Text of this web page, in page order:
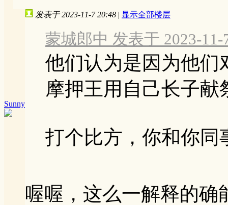
Sunny
发表于 2023-11-7 20:48 | 显示全部楼层
蒙城郎中 发表于 2023-11-
他们认为是因为他们
摩押王用自己长子献
打个比方，你和你同
喔喔，这么一解释的确